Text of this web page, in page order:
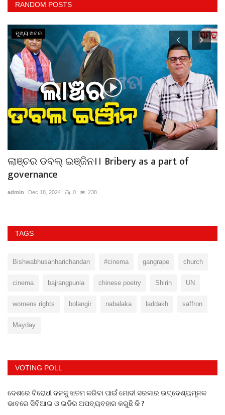
RANDOM POSTS
ମୁଖ୍ୟ ଖବର
ଲାଞ୍ଚର ଡବଲ୍ ଇଞ୍ଜିନ।। Bribery as a part of
governance
admin Dec 18, 2024 0 238
TAGS
Bishwabhusanharichandan #cinema gangrape church
cinema bajrangpunia chinese poetry Shirin UN
womens rights bolangir nabalaka laddakh saffron
Mayday
VOTING POLL
ଦେଶରେ ବିରୋଧୀ ଦଳକୁ ଖତମ କରିବା ପାଇଁ ମୋଦୀ ସରକାର ଉଦ୍ଦେଶ୍ୟମୂଳକ
ଭାବରେ ସିବିଆଇ ଓ ଇଡିର ଅପବ୍ୟବହାର କରୁଛି କି ?